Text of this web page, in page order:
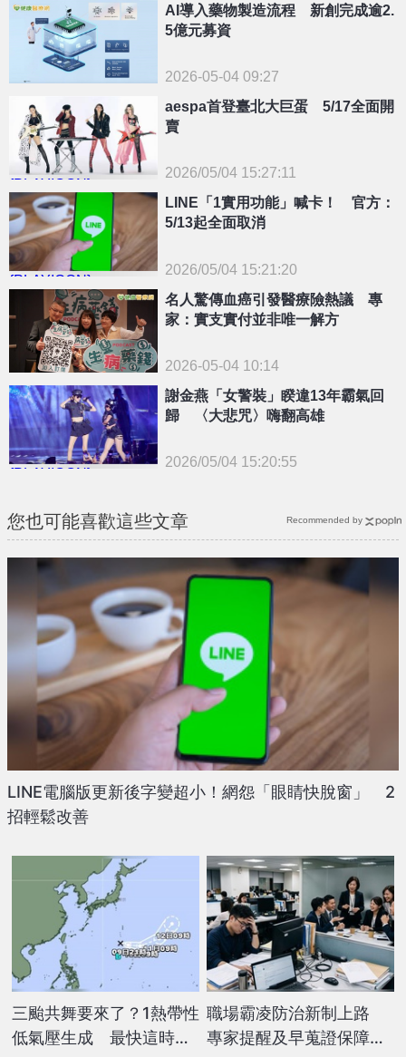
AI導入藥物製造流程 新創完成逾2.
5億元募資
2026-05-04 09:27
{PLAYICON}
aespa首登臺北大巨蛋 5/17全面開
賣
2026/05/04 15:27:11
{PLAYICON}
LINE「1實用功能」喊卡！ 官方：
5/13起全面取消
2026/05/04 15:21:20
名人驚傳血癌引發醫療險熱議 專
家：實支實付並非唯一解方
2026-05-04 10:14
{PLAYICON}
謝金燕「女警裝」睽違13年霸氣回
歸 〈大悲咒〉嗨翻高雄
2026/05/04 15:20:55
您也可能喜歡這些文章
LINE電腦版更新後字變超小！網怨「眼睛快脫窗」 2
招輕鬆改善
三颱共舞要來了？1熱帶性
低氣壓生成 最快這時增
職場霸凌防治新制上路
專家提醒及早蒐證保障自
Recommended by